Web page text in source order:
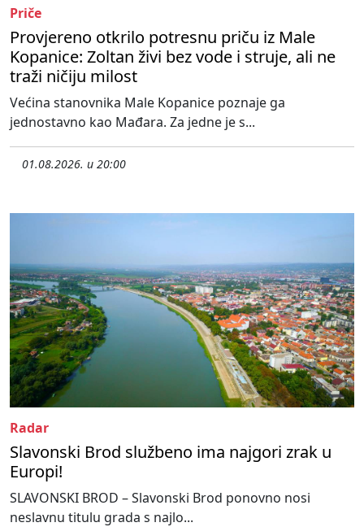
Priče
Provjereno otkrilo potresnu priču iz Male
Kopanice: Zoltan živi bez vode i struje, ali ne
traži ničiju milost
Većina stanovnika Male Kopanice poznaje ga
jednostavno kao Mađara. Za jedne je s...
01.08.2026. u 20:00
Radar
Slavonski Brod službeno ima najgori zrak u
Europi!
SLAVONSKI BROD – Slavonski Brod ponovno nosi
neslavnu titulu grada s najlo...